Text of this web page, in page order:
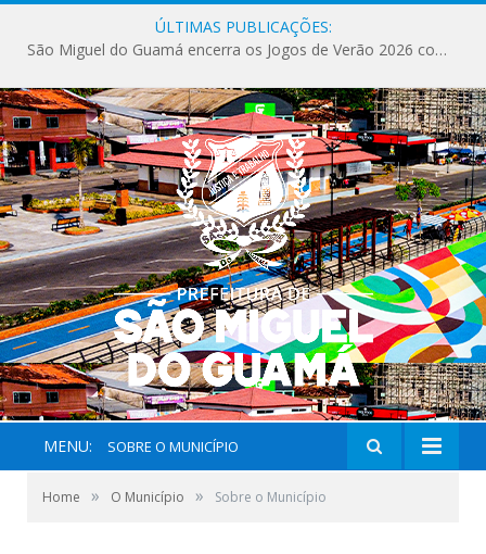
ÚLTIMAS PUBLICAÇÕES:
São Miguel do Guamá encerra os Jogos de Verão 2026 com sucesso de público e competições.
MENU: SOBRE O MUNICÍPIO
Home » O Município » Sobre o Município